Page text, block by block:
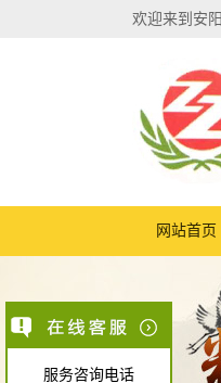
欢迎来到安
网站首页
服务咨询电话